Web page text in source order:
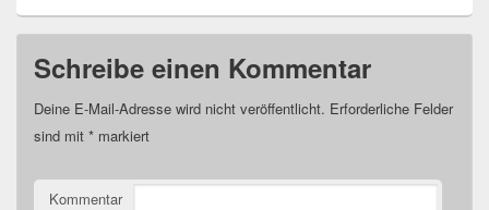
Schreibe einen Kommentar
Deine E-Mail-Adresse wird nicht veröffentlicht. Erforderliche Felder
sind mit * markiert
Kommentar